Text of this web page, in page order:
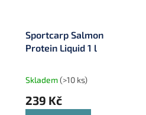
Sportcarp Salmon
Protein Liquid 1 l
Skladem(>10 ks)
239 Kč